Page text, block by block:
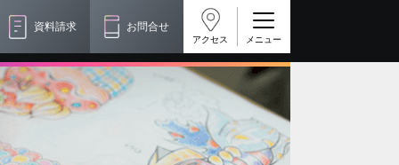
資料請求 お問合せ
アクセス